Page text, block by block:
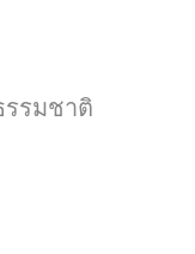
รมชาติ